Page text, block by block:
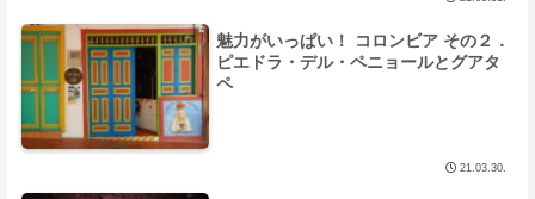
魅力がいっぱい！ コロンビア その２．
ピエドラ・デル・ペニョールとグアタ
ペ
21.03.30.